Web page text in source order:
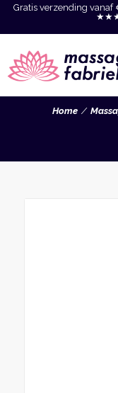
Gratis verzending
Home